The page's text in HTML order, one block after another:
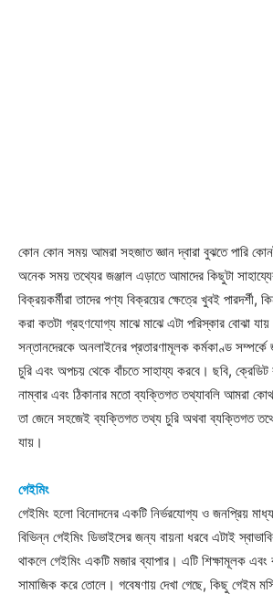
কোন কোন সময় আমরা সহজাত জ্ঞান দ্বারা বুঝতে পারি
অনেক সময় তথ্যের জঞ্জাল এড়াতে আমাদের কিছুটা
বিক্রয়কর্মীরা তাদের পণ্য বিক্রয়ের ক্ষেত্রে খুবই পারদর্শী,
করা কতটা গ্রহণযোগ্য মাঝে মাঝে এটা পরিস্কার বোঝা
সন্তানদেরকে অনলাইনের প্রতারণামূলক কর্মকাণ্ড সম্পর্কে
চুরি এবং অপচয় থেকে বাঁচতে সাহায্য করবে। ছবি, ক্রেডিট
নাম্বার এবং ঠিকানার মতো ব্যক্তিগত তথ্যাবলি আমরা
তা জেনে সহজেই ব্যক্তিগত তথ্য চুরি অথবা ব্যক্তিগত
যায়।
গেইমিং
গেইমিং হলো বিনোদনের একটি নির্ভরযোগ্য ও জনপ্রিয়
বিভিন্ন গেইমিং ডিভাইসের জন্য বায়না ধরবে এটাই
থাকলে গেইমিং একটি মজার ব্যাপার। এটি শিক্ষামূলক
সামাজিক করে তোলে। গবেষণায় দেখা গেছে, কিছু গেইম